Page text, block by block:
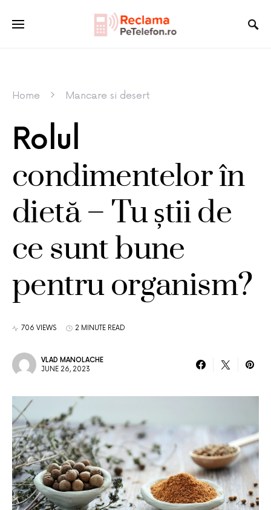
Home Mancare si desert
Rolul
condimentelor în
dietă – Tu știi de
ce sunt bune
pentru organism?
706 VIEWS 2 MINUTE READ
VLAD MANOLACHE
JUNE 26, 2023